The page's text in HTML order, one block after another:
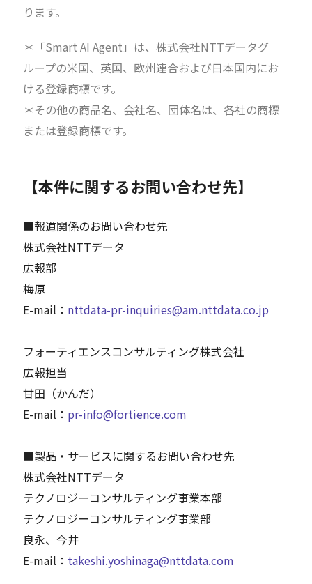
ります。
＊「Smart AI Agent」は、株式会社NTTデータグ
ループの米国、英国、欧州連合および日本国内にお
ける登録商標です。
＊その他の商品名、会社名、団体名は、各社の商標
または登録商標です。
【本件に関するお問い合わせ先】
■報道関係のお問い合わせ先
株式会社NTTデータ
広報部
梅原
E-mail： nttdata-pr-inquiries@am.nttdata.co.jp
フォーティエンスコンサルティング株式会社
広報担当
甘田（かんだ）
E-mail： pr-info@fortience.com
■製品・サービスに関するお問い合わせ先
株式会社NTTデータ
テクノロジーコンサルティング事業本部
テクノロジーコンサルティング事業部
良永、今井
E-mail： takeshi.yoshinaga@nttdata.com